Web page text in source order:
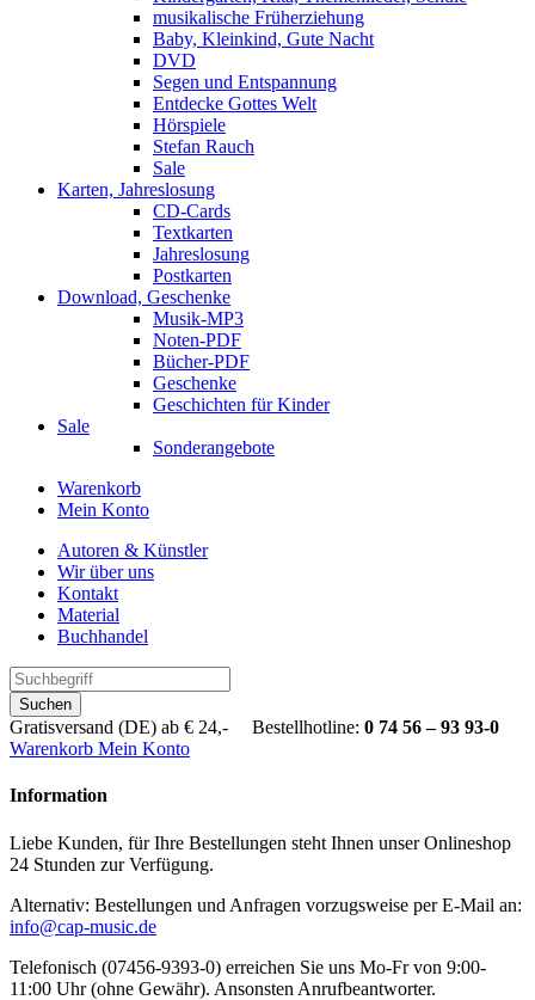
musikalische Früherziehung
Baby, Kleinkind, Gute Nacht
DVD
Segen und Entspannung
Entdecke Gottes Welt
Hörspiele
Stefan Rauch
Sale
Karten, Jahreslosung
CD-Cards
Textkarten
Jahreslosung
Postkarten
Download, Geschenke
Musik-MP3
Noten-PDF
Bücher-PDF
Geschenke
Geschichten für Kinder
Sale
Sonderangebote
Warenkorb
Mein Konto
Autoren & Künstler
Wir über uns
Kontakt
Material
Buchhandel
Suchen
Gratisversand (DE) ab € 24,- Bestellhotline: 0 74 56 – 93 93-0
Warenkorb Mein Konto
Information
Liebe Kunden, für Ihre Bestellungen steht Ihnen unser Onlineshop
24 Stunden zur Verfügung.
Alternativ: Bestellungen und Anfragen vorzugsweise per E-Mail an:
info@cap-music.de
Telefonisch (07456-9393-0) erreichen Sie uns Mo-Fr von 9:00-
11:00 Uhr (ohne Gewähr). Ansonsten Anrufbeantworter.